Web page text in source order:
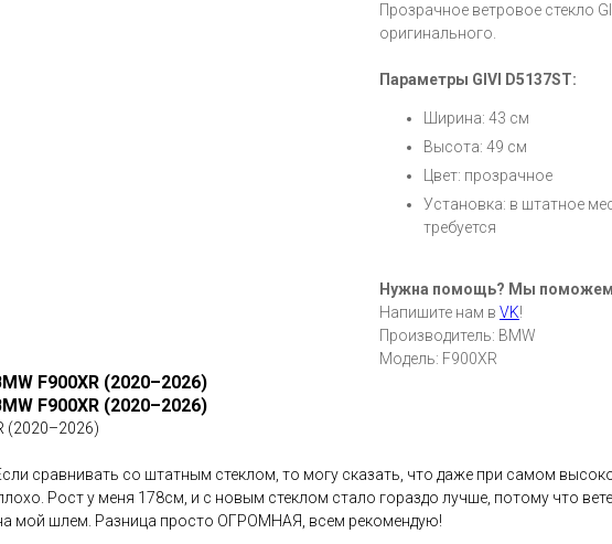
Прозрачное ветровое стекло
оригинального.
Параметры GIVI D5137ST:
Ширина: 43 см
Высота: 49 см
Цвет: прозрачное
Установка: в штатное
требуется
Нужна помощь? Мы
Напишите нам в VK!
Производитель: BMW
Модель: F900XR
F900XR (2020–2026)
F900XR (2020–2026)
(2020–2026)
сравнивать со штатным стеклом, то могу сказать, что даже при самом
Рост у меня 178см, и с новым стеклом стало гораздо лучше, потому что
мой шлем. Разница просто ОГРОМНАЯ, всем рекомендую!